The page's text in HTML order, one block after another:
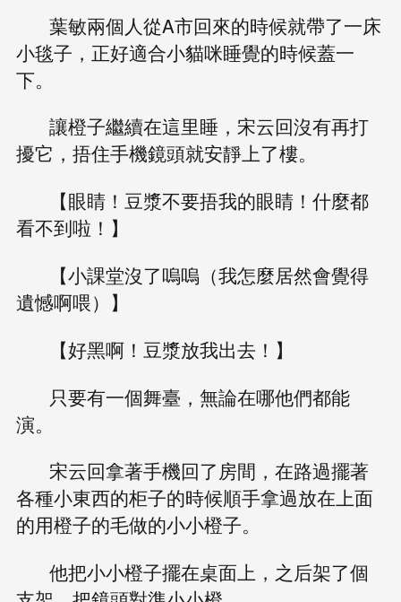
葉敏兩個人從A市回來的時候就帶了一床
小毯子，正好適合小貓咪睡覺的時候蓋一
下。
讓橙子繼續在這里睡，宋云回沒有再打
擾它，捂住手機鏡頭就安靜上了樓。
【眼睛！豆漿不要捂我的眼睛！什麼都
看不到啦！】
【小課堂沒了嗚嗚（我怎麼居然會覺得
遺憾啊喂）】
【好黑啊！豆漿放我出去！】
只要有一個舞臺，無論在哪他們都能
演。
宋云回拿著手機回了房間，在路過擺著
各種小東西的柜子的時候順手拿過放在上面
的用橙子的毛做的小小橙子。
他把小小橙子擺在桌面上，之后架了個